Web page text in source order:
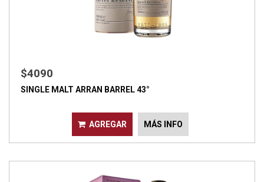
$4090
SINGLE MALT ARRAN BARREL 43°
AGREGAR MÁS INFO